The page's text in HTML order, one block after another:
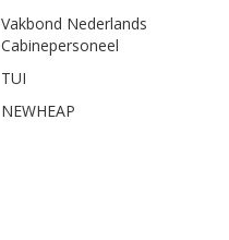
Vakbond Nederlands
Cabinepersoneel
TUI
NEWHEAP